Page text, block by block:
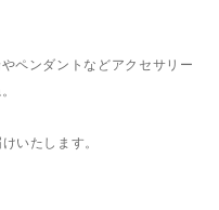
ペンダントなどアクセサリー
いたします。